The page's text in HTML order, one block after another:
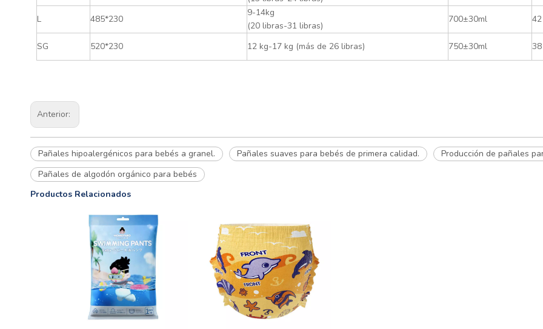
L 485*230
9-14kg
(20 libras-31 libras)
700±30ml
SG 520*230 12 kg-17 kg (más de 26 libras) 750±30ml
Anterior:
Pañales hipoalergénicos para bebés a granel. Pañales suaves para bebés de primera calidad.
Producción de pañales
Pañales de algodón orgánico para bebés
Productos Relacionados